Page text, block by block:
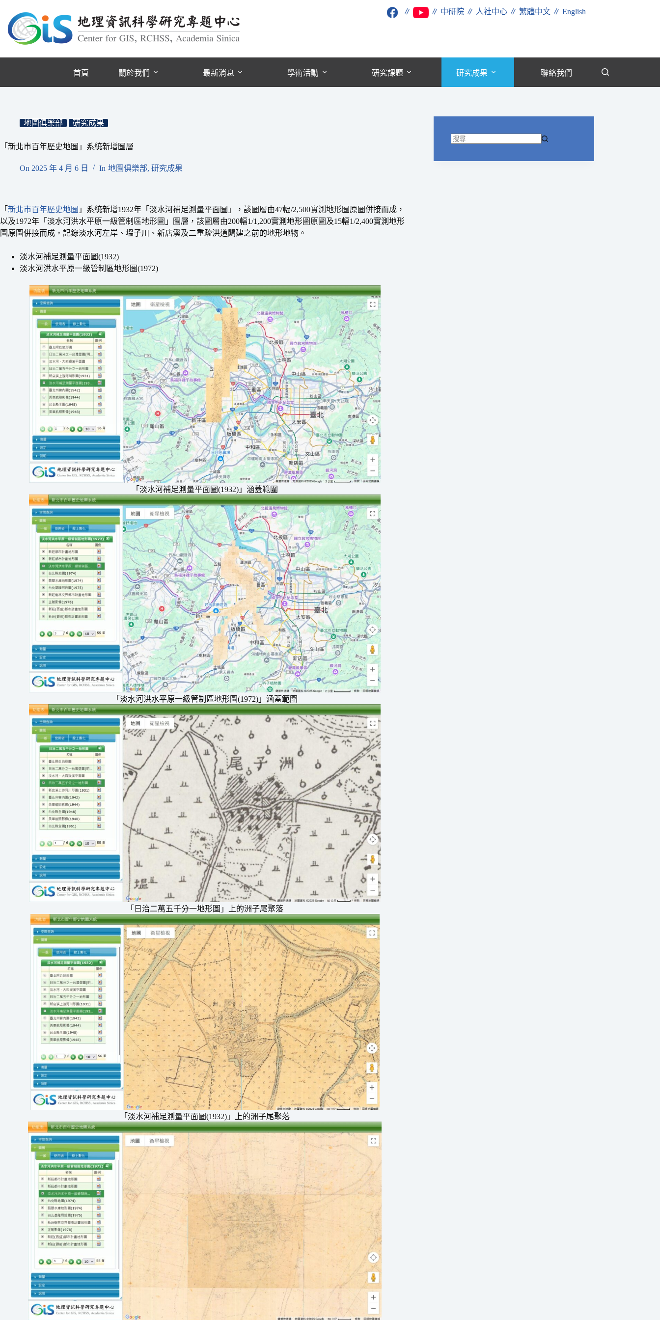
∥ ∥ 中研院∥ 人社中心∥ 繁體中文∥ English
首頁 關於我們 最新消息 學術活動 研究課題 研究成果 聯絡我們
地圖俱樂部 研究成果
「新北市百年歷史地圖」系統新增圖層
On 2025 年 4 月 6 日 In 地圖俱樂部, 研究成果
「 新北市百年歷史地圖 」系統新增1932年「淡水河補足測量平面圖」，該圖層由47幅/2,500實測地形圖原圖併接而成，
以及1972年「淡水河洪水平原一級管制區地形圖」圖層，該圖層由200幅1/1,200實測地形圖原圖及15幅1/2,400實測地形
圖原圖併接而成，記錄淡水河左岸、塭子川、新店溪及二重疏洪道闢建之前的地形地物。
淡水河補足測量平面圖(1932)
淡水河洪水平原一級管制區地形圖(1972)
「淡水河補足測量平面圖(1932)」涵蓋範圍
「淡水河洪水平原一級管制區地形圖(1972)」涵蓋範圍
「日治二萬五千分一地形圖」上的洲子尾聚落
「淡水河補足測量平面圖(1932)」上的洲子尾聚落
不